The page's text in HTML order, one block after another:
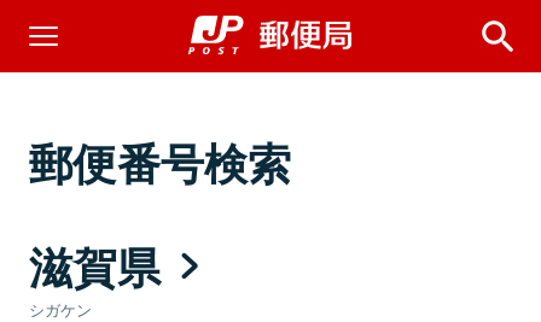
郵便番号検索
滋賀県
シガケン